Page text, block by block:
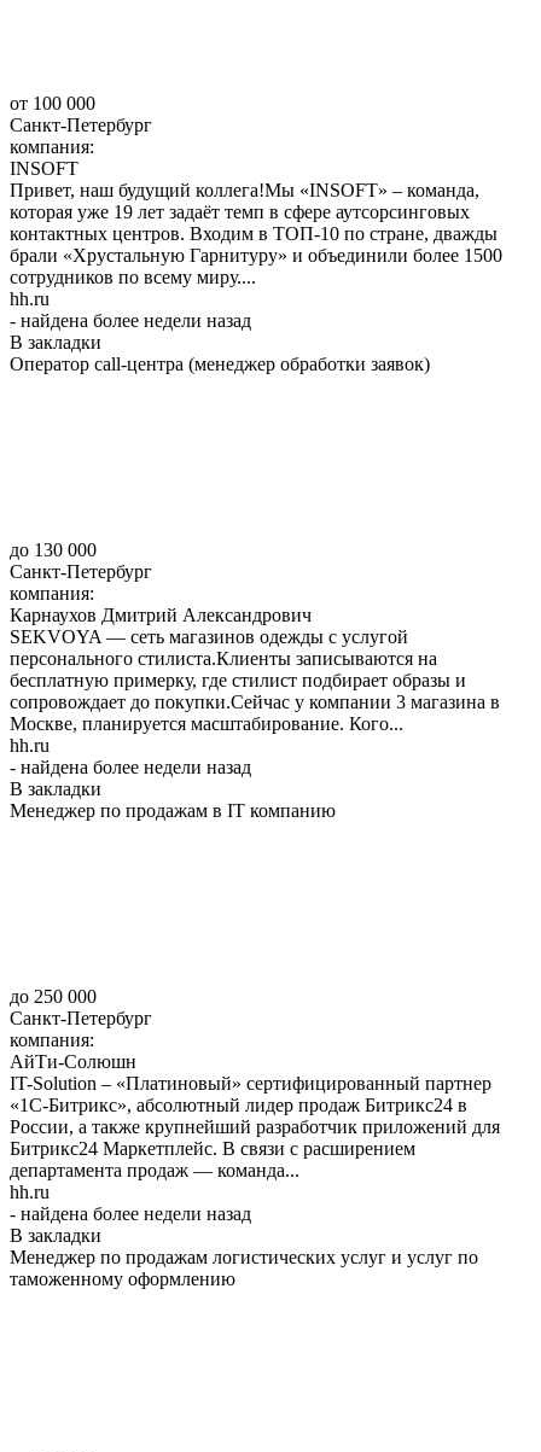
от 100 000
Санкт-Петербург
компания:
INSOFT
Привет, наш будущий коллега!Мы «INSOFT» – команда,
которая уже 19 лет задаёт темп в сфере аутсорсинговых
контактных центров. Входим в ТОП-10 по стране, дважды
брали «Хрустальную Гарнитуру» и объединили более 1500
сотрудников по всему миру....
hh.ru
- найдена более недели назад
В закладки
Оператор call-центра (менеджер обработки заявок)
до 130 000
Санкт-Петербург
компания:
Карнаухов Дмитрий Александрович
SEKVOYA — сеть магазинов одежды с услугой
персонального стилиста.Клиенты записываются на
бесплатную примерку, где стилист подбирает образы и
сопровождает до покупки.Сейчас у компании 3 магазина в
Москве, планируется масштабирование. Кого...
hh.ru
- найдена более недели назад
В закладки
Менеджер по продажам в IT компанию
до 250 000
Санкт-Петербург
компания:
АйТи-Солюшн
IT-Solution – «Платиновый» сертифицированный партнер
«1С-Битрикс», абсолютный лидер продаж Битрикс24 в
России, а также крупнейший разработчик приложений для
Битрикс24 Маркетплейс. В связи с расширением
департамента продаж — команда...
hh.ru
- найдена более недели назад
В закладки
Менеджер по продажам логистических услуг и услуг по
таможенному оформлению